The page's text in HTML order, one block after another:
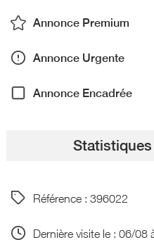
Annonce Premium
Annonce Urgente
Annonce Encadrée
Référence : 396022
Dernière visite le : 06/08